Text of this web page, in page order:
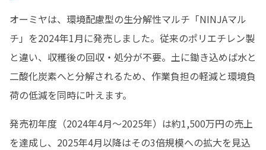
オーミヤは、環境配慮型の生分解性マルチ「NINJAマル
チ」を2024年1月に発売しました。従来のポリエチレン製
と違い、収穫後の回収・処分が不要。土に鋤き込めば水と
二酸化炭素へと分解されるため、作業負担の軽減と環境負
荷の低減を同時に叶えます。
発売初年度（2024年4月〜2025年）は約1,500万円の売上
を達成し、2025年4月以降はその3倍規模への拡大を見込